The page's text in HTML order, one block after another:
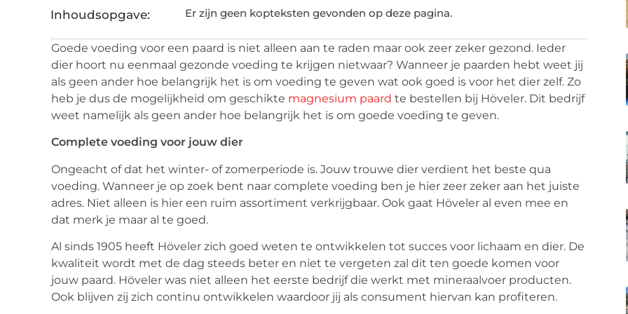
Inhoudsopgave: Er zijn geen kopteksten gevonden op deze pagina.
Goede voeding voor een paard is niet alleen aan te raden maar ook zeer zeker gezond. Ieder
dier hoort nu eenmaal gezonde voeding te krijgen nietwaar? Wanneer je paarden hebt weet jij
als geen ander hoe belangrijk het is om voeding te geven wat ook goed is voor het dier zelf. Zo
heb je dus de mogelijkheid om geschikte magnesium paard te bestellen bij Höveler. Dit bedrijf
weet namelijk als geen ander hoe belangrijk het is om goede voeding te geven.
Complete voeding voor jouw dier
Ongeacht of dat het winter- of zomerperiode is. Jouw trouwe dier verdient het beste qua
voeding. Wanneer je op zoek bent naar complete voeding ben je hier zeer zeker aan het juiste
adres. Niet alleen is hier een ruim assortiment verkrijgbaar. Ook gaat Höveler al even mee en
dat merk je maar al te goed.
Al sinds 1905 heeft Höveler zich goed weten te ontwikkelen tot succes voor lichaam en dier. De
kwaliteit wordt met de dag steeds beter en niet te vergeten zal dit ten goede komen voor
jouw paard. Höveler was niet alleen het eerste bedrijf die werkt met mineraalvoer producten.
Ook blijven zij zich continu ontwikkelen waardoor jij als consument hiervan kan profiteren.